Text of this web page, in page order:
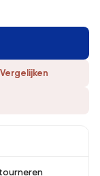
Vergelijken